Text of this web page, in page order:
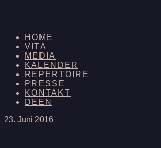
HOME
VITA
MEDIA
KALENDER
REPERTOIRE
PRESSE
KONTAKT
DE EN
23. Juni 2016